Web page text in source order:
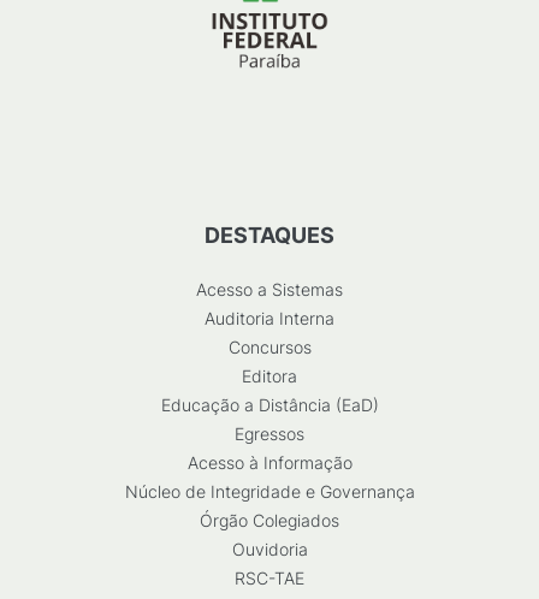
DESTAQUES
Acesso a Sistemas
Auditoria Interna
Concursos
Editora
Educação a Distância (EaD)
Egressos
Acesso à Informação
Núcleo de Integridade e Governança
Órgão Colegiados
Ouvidoria
RSC-TAE